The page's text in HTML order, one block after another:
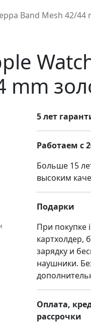
Band Mesh 42/44
mm
5 лет
Работаем с
Больше 15
высоким
Подарки
При покупке
картхолдер,
зарядку и
наушники.
Оплата,
рассрочки